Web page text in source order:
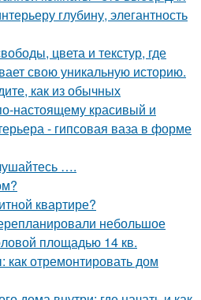
глубину, элегантность
цвета и текстур, где
свою уникальную историю.
как из обычных
настоящему красивый и
- гипсовая ваза в форме
….
квартире?
небольшое
площадью 14 кв.
как отремонтировать дом